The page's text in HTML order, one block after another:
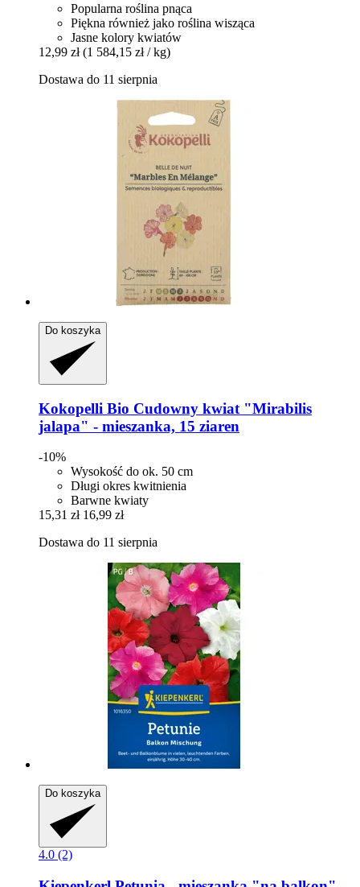
Popularna roślina pnąca
Piękna również jako roślina wisząca
Jasne kolory kwiatów
12,99 zł (1 584,15 zł / kg)
Dostawa do 11 sierpnia
Do koszyka
Kokopelli Bio Cudowny kwiat "Mirabilis
jalapa" -​ mieszanka, 15 ziaren
-10%
Wysokość do ok. 50 cm
Długi okres kwitnienia
Barwne kwiaty
15,31 zł 16,99 zł
Dostawa do 11 sierpnia
Do koszyka
4.0 (2)